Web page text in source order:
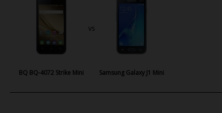
BQ BQ-4072 Strike Mini
vs
Samsung Galaxy J1 Mini